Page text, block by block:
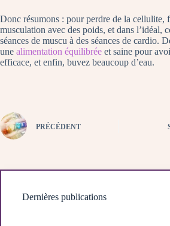
Donc résumons : pour perdre de la cellulite,
musculation avec des poids, et dans l’idéal,
séances de muscu à des séances de cardio.
une alimentation équilibrée et saine pour
efficace, et enfin, buvez beaucoup d’eau.
PRÉCÉDENT
Dernières publications